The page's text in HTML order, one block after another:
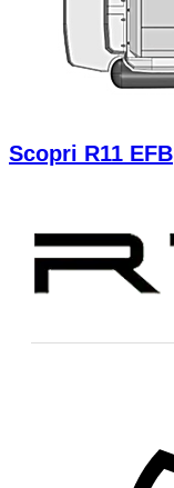
Scopri R11 EFB